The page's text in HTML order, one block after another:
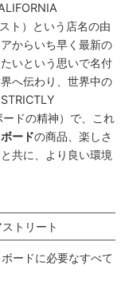
ト）という店名の由
からいち早く最新の
いという思いで名付
へ伝わり、世界中の
ドの精神）で、これ
ードの商品、楽しさ
共に、より良い環境
トリート
ードに必要なすべて